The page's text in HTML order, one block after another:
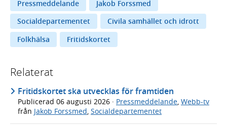
Pressmeddelande
Jakob Forssmed
Socialdepartementet
Civila samhället och idrott
Folkhälsa
Fritidskortet
Relaterat
Fritidskortet ska utvecklas för framtiden
Publicerad 06 augusti 2026 · Pressmeddelande, Webb-tv
från Jakob Forssmed, Socialdepartementet